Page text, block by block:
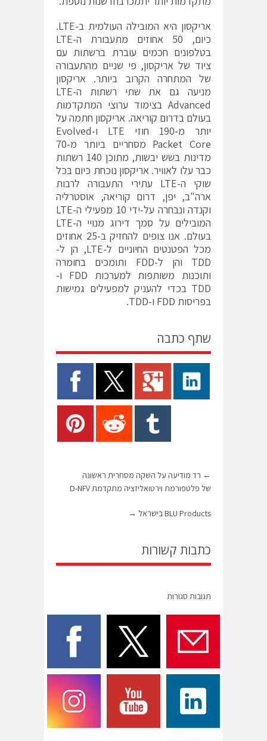
אריקסון היא המובילה העולמית ב-LTE.
כיום, 50 אחוזים מתעבורת ה-LTE
בטלפונים חכמים עוברת ברשתות עם
ציוד של אריקסון, פי שניים מהתעבורה
של המתחרה הקרוב ביותר. אריקסון
מניעה גם את שתי רשתות ה-LTE
Advanced בצימוד ערוצי המתקדמות
בעולם בדרום קוריאה. אריקסון חתמה על
יותר מ-190 חוזי LTE ו-Evolved
Packet Core מסחריים ביותר מ-70
מדינות בשש יבשות, מתוכן 140 רשתות
כבר עלו לאוויר. אריקסון נוכחת כיום בכל
שוקי ה-LTE עתירי התעבורה לרבות
ארה"ב, יפן, דרום קוריאה, אוסטרליה
וקנדה ונבחרה על-ידי 10 מפעילי ה-LTE
המובילים על סמך דירוג מנויי ה-LTE
בעולם. אנו צופים להחזיק ב-25 אחוזים
מכל הפטנטים החיוניים ל-LTE, הן ל-
TDD והן ל-FDD ותומכים בחומרה
ותוכנות משותפות למערכות FDD ו-
TDD בכדי להעניק למפעילים גמישות
בפריסות FDD ו-TDD.
שתף כתבה
← רד מודיעה על השקה מסחרית ראשונה
של פלטפורמת וירטואליזציה מתקדמת D-NFV
BLU Products בישראל →
כתבות קשורות
תגובות סגורות